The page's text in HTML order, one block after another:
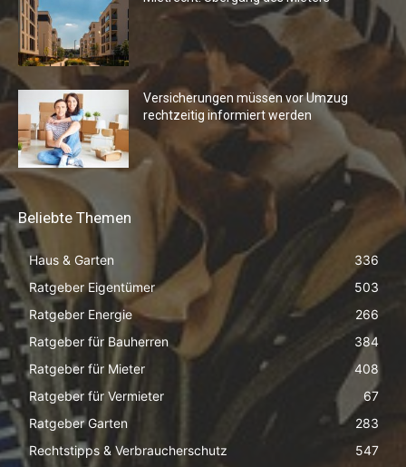
Versicherungen müssen vor Umzug
rechtzeitig informiert werden
Beliebte Themen
Haus & Garten
336
Ratgeber Eigentümer
503
Ratgeber Energie
266
Ratgeber für Bauherren
384
Ratgeber für Mieter
408
Ratgeber für Vermieter
67
Ratgeber Garten
283
Rechtstipps & Verbraucherschutz
547